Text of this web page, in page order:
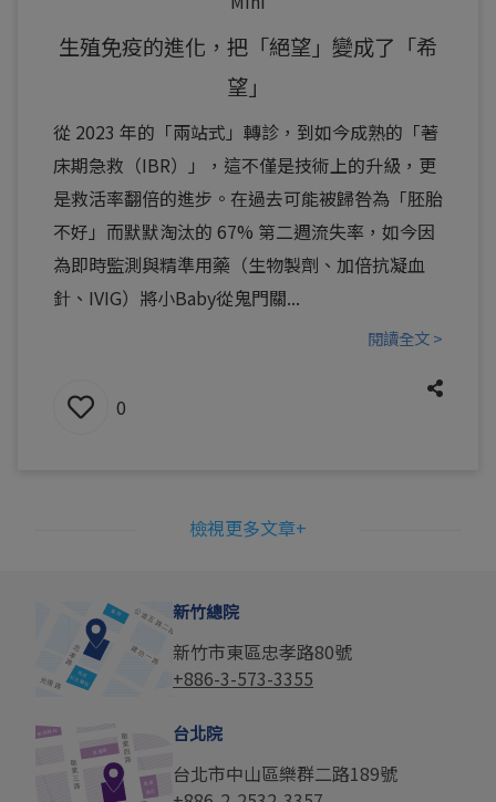
生殖免疫的進化，把「絕望」變成了「希
望」
從 2023 年的「兩站式」轉診，到如今成熟的「著
床期急救（IBR）」，這不僅是技術上的升級，更
是救活率翻倍的進步。在過去可能被歸咎為「胚胎
不好」而默默淘汰的 67% 第二週流失率，如今因
為即時監測與精準用藥（生物製劑、加倍抗凝血
針、IVIG）將小Baby從鬼門關...
閱讀全文 >
0
檢視更多文章+
新竹總院
新竹市東區忠孝路80號
+886-3-573-3355
台北院
台北市中山區樂群二路189號